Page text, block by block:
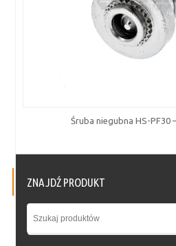
Śruba niegubna HS-PF30
ZNAJDŹ PRODUKT